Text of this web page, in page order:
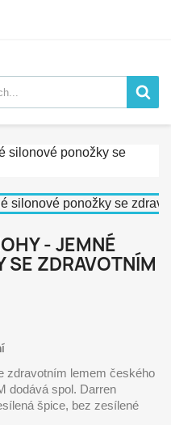
- JEMNÉ
SE ZDRAVOTNÍM
zdravotním lemem českého
dodává spol. Darren
špice, bez zesílené